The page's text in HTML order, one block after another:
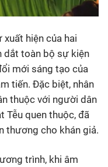
hiện của hai
dắt toàn bộ sự kiện
mới sáng tạo của
tiến. Đặc biệt, nhân
thuộc với người dân
Tễu quen thuộc, đã
thương cho khán giả.
trình, khi âm